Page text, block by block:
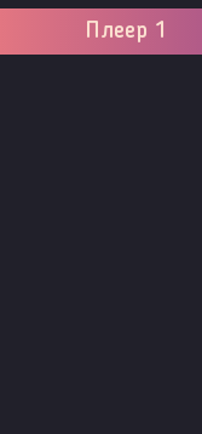
Плеер 1